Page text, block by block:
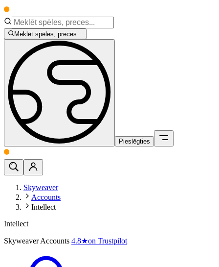
Meklēt spēles, preces...
Pieslēgties
Skyweaver
Accounts
Intellect
Intellect
Skyweaver Accounts 4.8★on Trustpilot